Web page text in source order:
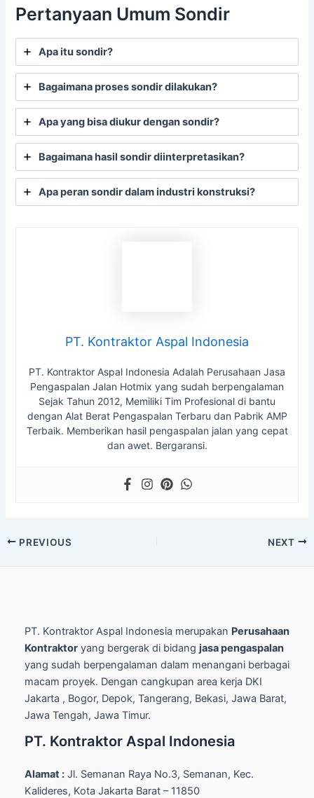
Pertanyaan Umum Sondir
Apa itu sondir?
Bagaimana proses sondir dilakukan?
Apa yang bisa diukur dengan sondir?
Bagaimana hasil sondir diinterpretasikan?
Apa peran sondir dalam industri konstruksi?
PT. Kontraktor Aspal Indonesia
PT. Kontraktor Aspal Indonesia Adalah Perusahaan Jasa
Pengaspalan Jalan Hotmix yang sudah berpengalaman
Sejak Tahun 2012, Memiliki Tim Profesional di bantu
dengan Alat Berat Pengaspalan Terbaru dan Pabrik AMP
Terbaik. Memberikan hasil pengaspalan jalan yang cepat
dan awet. Bergaransi.
PostPREVIOUS NEXT
PT. Kontraktor Aspal Indonesia merupakan Perusahaan
Kontraktor yang bergerak di bidang jasa pengaspalan
yang sudah berpengalaman dalam menangani berbagai
macam proyek. Dengan cangkupan area kerja DKI
Jakarta , Bogor, Depok, Tangerang, Bekasi, Jawa Barat,
Jawa Tengah, Jawa Timur.
PT. Kontraktor Aspal Indonesia
Alamat : Jl. Semanan Raya No.3, Semanan, Kec.
Kalideres, Kota Jakarta Barat – 11850